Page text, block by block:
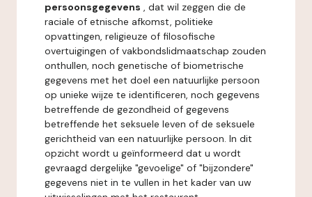
persoonsgegevens , dat wil zeggen die de
raciale of etnische afkomst, politieke
opvattingen, religieuze of filosofische
overtuigingen of vakbondslidmaatschap zouden
onthullen, noch genetische of biometrische
gegevens met het doel een natuurlijke persoon
op unieke wijze te identificeren, noch gegevens
betreffende de gezondheid of gegevens
betreffende het seksuele leven of de seksuele
gerichtheid van een natuurlijke persoon. In dit
opzicht wordt u geïnformeerd dat u wordt
gevraagd dergelijke "gevoelige" of "bijzondere"
gegevens niet in te vullen in het kader van uw